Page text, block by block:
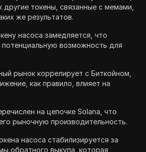
другие токены, связанные с мемами,
же результатов.
насоса замедляется, что
потенциальную возможность для
рынок коррелирует с Биткойном,
как правило, влияет на
на цепочке Solana, что
рыночную производительность.
насоса стабилизируется за
обратного выкупа, которая